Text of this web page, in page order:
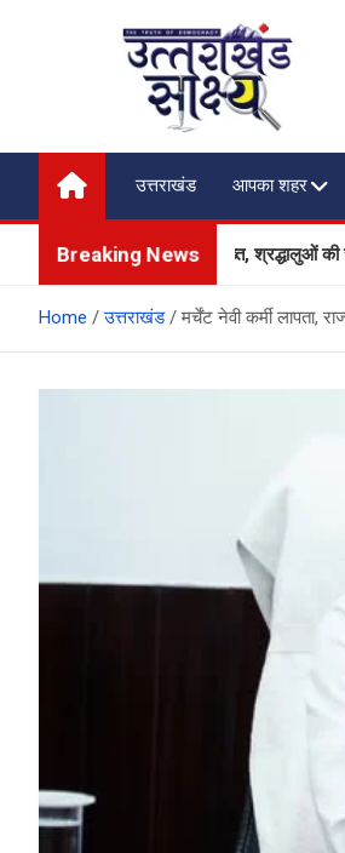
Uttarakhand
My News Portal
उत्तराखंड
आपका शहर
Breaking News
यातायात व्यवस्था होगी और सख्त, श्रद्धालुओं की
Home उत्तराखंड मर्चेंट नेवी कर्मी